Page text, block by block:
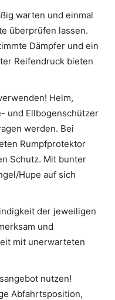
warten und einmal
überprüfen lassen.
Dämpfer und ein
Reifendruck bieten
Helm,
und Ellbogenschützer
werden. Bei
Rumpfprotektor
Schutz. Mit bunter
Hupe auf sich
der jeweiligen
und
mit unerwarteten
nutzen!
Abfahrtsposition,